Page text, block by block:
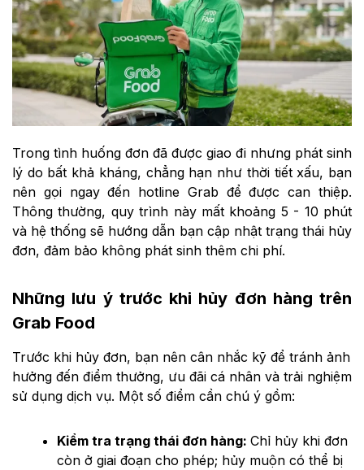
Trong tình huống đơn đã được giao đi nhưng phát sinh
lý do bất khả kháng, chẳng hạn như thời tiết xấu, bạn
nên gọi ngay đến hotline Grab để được can thiệp.
Thông thường, quy trình này mất khoảng 5 - 10 phút
và hệ thống sẽ hướng dẫn bạn cập nhật trạng thái hủy
đơn, đảm bảo không phát sinh thêm chi phí.
Những lưu ý trước khi hủy đơn hàng trên
Grab Food
Trước khi hủy đơn, bạn nên cân nhắc kỹ để tránh ảnh
hưởng đến điểm thưởng, ưu đãi cá nhân và trải nghiệm
sử dụng dịch vụ. Một số điểm cần chú ý gồm:
Kiểm tra trạng thái đơn hàng: Chỉ hủy khi đơn
còn ở giai đoạn cho phép; hủy muộn có thể bị